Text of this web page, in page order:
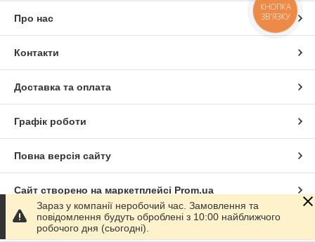
Про нас
Контакти
Доставка та оплата
Графік роботи
Повна версія сайту
Сайт створено на маркетплейсі Prom.ua
Політика конфіденційності
Зараз у компанії неробочий час. Замовлення та
повідомлення будуть оброблені з 10:00 найближчого
робочого дня (сьогодні).
КНОПКА
ЗВ'ЯЗКУ